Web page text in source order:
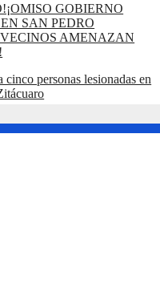
GOBIERNO
SAN PEDRO
AMENAZAN
cinco personas lesionadas en